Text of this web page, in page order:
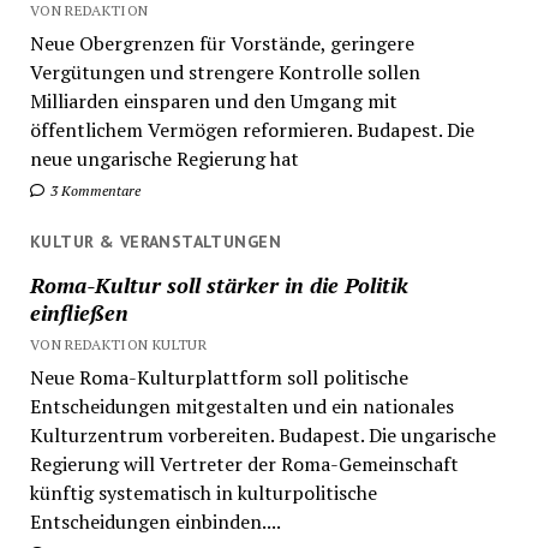
VON REDAKTION
Neue Obergrenzen für Vorstände, geringere
Vergütungen und strengere Kontrolle sollen
Milliarden einsparen und den Umgang mit
öffentlichem Vermögen reformieren. Budapest. Die
neue ungarische Regierung hat
3 Kommentare
KULTUR & VERANSTALTUNGEN
Roma-Kultur soll stärker in die Politik
einfließen
VON REDAKTION KULTUR
Neue Roma-Kulturplattform soll politische
Entscheidungen mitgestalten und ein nationales
Kulturzentrum vorbereiten. Budapest. Die ungarische
Regierung will Vertreter der Roma-Gemeinschaft
künftig systematisch in kulturpolitische
Entscheidungen einbinden....